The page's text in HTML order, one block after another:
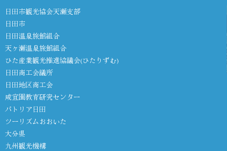
日田市観光協会天瀬支部
日田市
日田温泉旅館組合
天ヶ瀬温泉旅館組合
ひた産業観光推進協議会(ひたりずむ)
日田商工会議所
日田地区商工会
咸宜園教育研究センター
パトリア日田
ツーリズムおおいた
大分県
九州観光機構